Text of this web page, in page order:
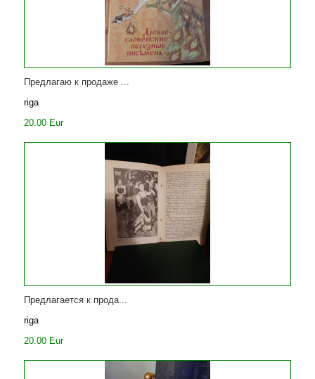
Предлагаю к продаже ...
riga
20.00 Eur
Предлагается к прода...
riga
20.00 Eur